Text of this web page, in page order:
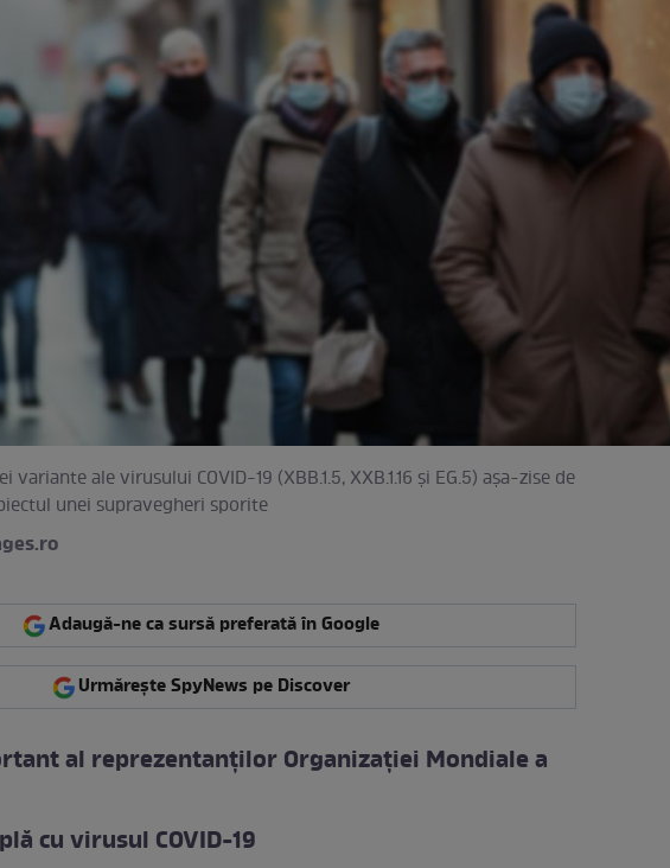
ale virusului COVID-19 (XBB.1.5, XXB.1.16 şi EG.5) aşa-zise de
unei supravegheri sporite
Adaugă-ne ca sursă preferată în Google
Urmărește SpyNews pe Discover
al reprezentanților Organizației Mondiale a
cu virusul COVID-19